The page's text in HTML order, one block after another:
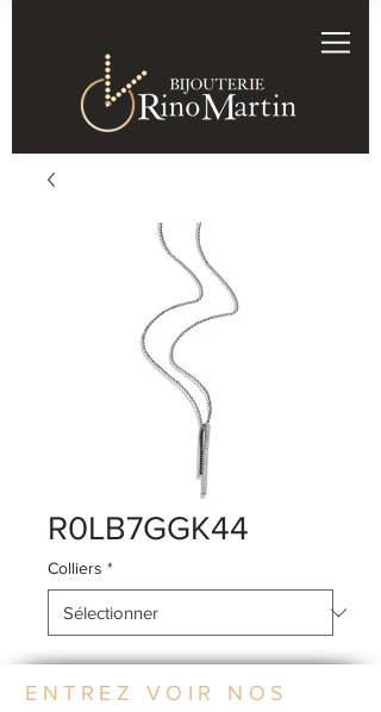
R0LB7GGK44
Colliers *
ENTREZ VOIR NOS